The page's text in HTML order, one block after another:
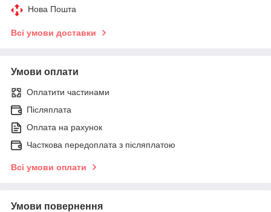
Нова Пошта
Всі умови доставки
Умови оплати
Оплатити частинами
Післяплата
Оплата на рахунок
Часткова передоплата з післяплатою
Всі умови оплати
Умови повернення